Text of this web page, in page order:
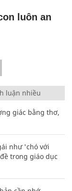
luôn an
luận nhiều
giác bằng thơ,
như 'chó với
trong giáo dục